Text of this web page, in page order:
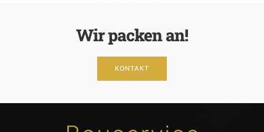
Wir packen an!
KONTAKT